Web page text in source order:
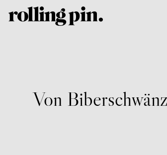
Von